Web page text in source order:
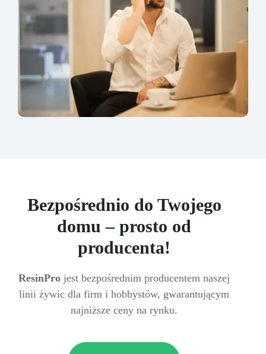
Bezpośrednio do Twojego
domu – prosto od
producenta!
ResinPro jest bezpośrednim producentem naszej
linii żywic dla firm i hobbystów, gwarantującym
najniższe ceny na rynku.